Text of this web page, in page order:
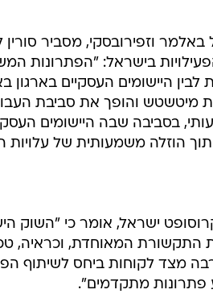
וזפירובסקי, מסביר סורין
בישראל: "הפתרונות
לבין היישומים העסקיים
מיטשטש והופך את סביבת
בסביבה שבה היישומים
הוזלה משמעותית של עלויות
ישראל, אומר כי "השוק
התקשורת המאוחדת, וכראיה,
מצד לקוחות ביחס לשיתוף
פתרונות מתקדמים".